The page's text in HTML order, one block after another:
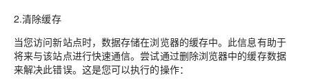
2.清除缓存
当您访问新站点时，数据存储在浏览器的缓存中。此信息有助于
将来与该站点进行快速通信。尝试通过删除浏览器中的缓存数据
来解决此错误。这是您可以执行的操作：